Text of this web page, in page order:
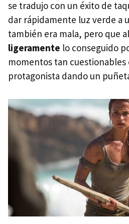
se tradujo con un éxito de
dar rápidamente luz verde a
también era mala, pero que
ligeramente lo conseguido
momentos tan cuestionables
protagonista dando un